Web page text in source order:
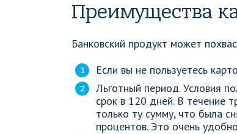
Преимущества
Банковский продукт может
Если вы не пользуетесь
Льготный период. Условия
срок в 120 дней. В течение
только ту сумму, что была
процентов. Это очень